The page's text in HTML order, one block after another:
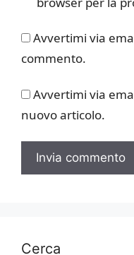
Avvertimi via
commento.
Avvertimi via
nuovo articolo.
Cerca